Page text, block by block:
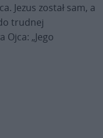
Jezus został sam, a
trudnej
Ojca: „Jego